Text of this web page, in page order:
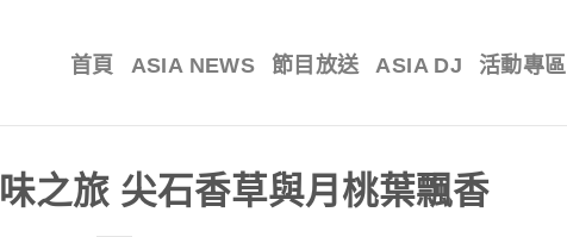
首頁 ASIA NEWS 節目放送 ASIA DJ 活動專區
之旅 尖石香草與月桃葉飄香